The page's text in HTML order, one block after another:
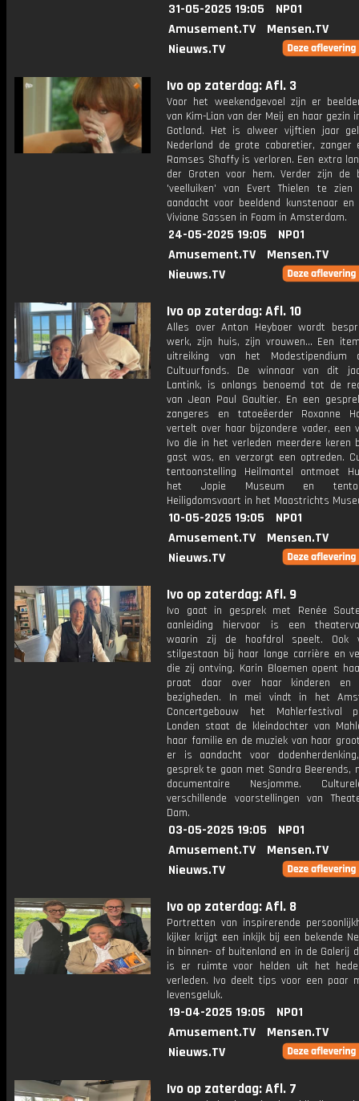
31-05-2025 19:05
NPO1
Amusement.TV
Mensen.TV
Nieuws.TV
Ivo op zaterdag: Afl. 3
Voor het weekendgevoel zijn er
van Kim-Lian van der Meij en haar gezin
Gotland. Het is alweer vijftien jaar
Nederland de grote cabaretier, zanger
Ramses Shaffy is verloren. Een extra
der Groten voor hem. Verder zijn de
'veelluiken' van Evert Thielen te
aandacht voor beeldend kunstenaar
Viviane Sassen in Foam in Amsterdam.
24-05-2025 19:05
NPO1
Amusement.TV
Mensen.TV
Nieuws.TV
Ivo op zaterdag: Afl. 10
Alles over Anton Heyboer wordt
werk, zijn huis, zijn vrouwen... Een
uitreiking van het Modestipendium
Cultuurfonds. De winnaar van dit
Lantink, is onlangs benoemd tot de
van Jean Paul Gaultier. En een
zangeres en tatoeëerder Roxanne
vertelt over haar bijzondere vader, een
Ivo die in het verleden meerdere keren
gast was, en verzorgt een optreden.
tentoonstelling Heilmantel ontmoet
het Jopie Museum en
Heiligdomsvaart in het Maastrichts
10-05-2025 19:05
NPO1
Amusement.TV
Mensen.TV
Nieuws.TV
Ivo op zaterdag: Afl. 9
Ivo gaat in gesprek met Renée
aanleiding hiervoor is een
waarin zij de hoofdrol speelt. Ook
stilgestaan bij haar lange carrière en
die zij ontving. Karin Bloemen opent
praat daar over haar kinderen en
bezigheden. In mei vindt in het
Concertgebouw het Mahlerfestival
Londen staat de kleindochter van
haar familie en de muziek van haar
er is aandacht voor
gesprek te gaan met Sandra Beerends,
documentaire Nesjomme.
verschillende voorstellingen van
Dam.
03-05-2025 19:05
NPO1
Amusement.TV
Mensen.TV
Nieuws.TV
Ivo op zaterdag: Afl. 8
Portretten van inspirerende
kijker krijgt een inkijk bij een bekende
in binnen- of buitenland en in de Galerij
is er ruimte voor helden uit het
verleden. Ivo deelt tips voor een paar
levensgeluk.
19-04-2025 19:05
NPO1
Amusement.TV
Mensen.TV
Nieuws.TV
Ivo op zaterdag: Afl. 7